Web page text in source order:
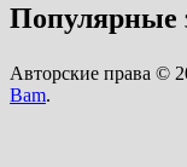
Популярные
Авторские права ©
Bam.